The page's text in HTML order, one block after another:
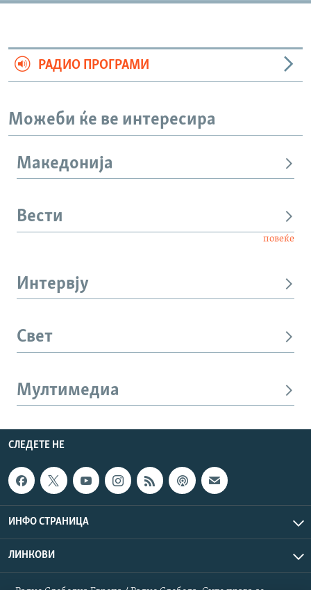
РАДИО ПРОГРАМИ
Можеби ќе ве интересира
Македонија
Вести
повеќе
Интервју
Свет
Мултимедиа
СЛЕДЕТЕ НЕ
ИНФО СТРАНИЦА
ЛИНКОВИ